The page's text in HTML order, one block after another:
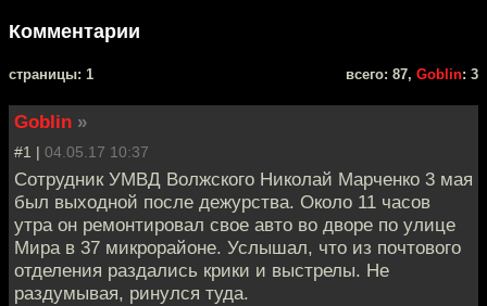
Комментарии
cтраницы: 1 всего: 87, Goblin: 3
Goblin »
#1 | 04.05.17 10:37
Сотрудник УМВД Волжского Николай Марченко 3 мая
был выходной после дежурства. Около 11 часов
утра он ремонтировал свое авто во дворе по улице
Мира в 37 микрорайоне. Услышал, что из почтового
отделения раздались крики и выстрелы. Не
раздумывая, ринулся туда.